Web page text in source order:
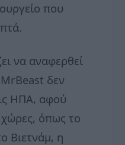
που
να αναφερθεί
δεν
ΗΠΑ, αφού
χώρες, όπως το
Βιετνάμ, η